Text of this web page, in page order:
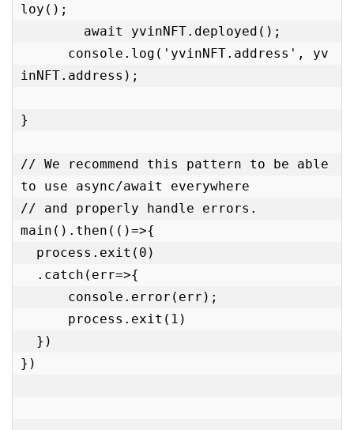
loy();
inNFT.address);
}
// We recommend this pattern to be able
to use async/await everywhere
// and properly handle errors.
main().then(()=>{
})